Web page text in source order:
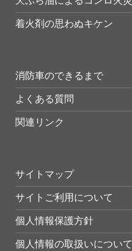
着火剤の思わぬキケン
消防車のできるまで
よくある質問
関連リンク
サイトマップ
サイトご利用について
個人情報保護方針
個人情報の取扱いについて